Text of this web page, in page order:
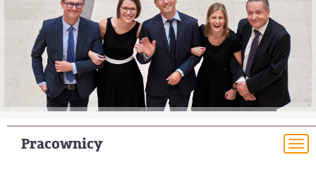
Pracownicy